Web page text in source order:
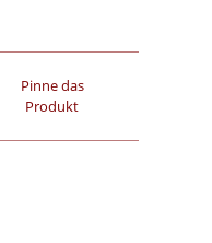
Pinne das
Produkt